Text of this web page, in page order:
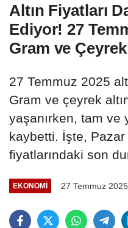
Açıldı
Altın Fiyatları
Ediyor! 27
Gram ve
27 Temmuz 2025
Gram ve çeyrek
yaşanırken, tam ve
kaybetti. İşte, Pazar
fiyatlarındaki son
EKONOMI 27 Temmuz